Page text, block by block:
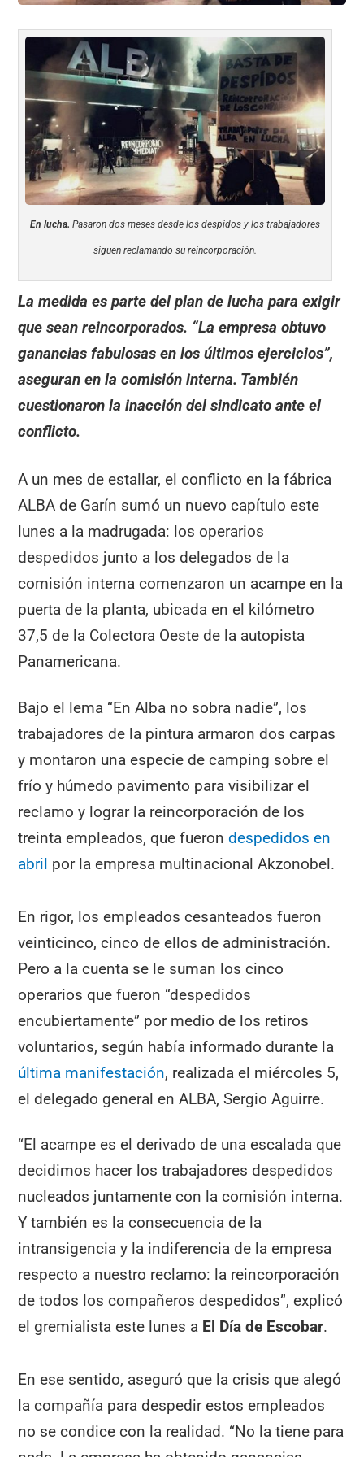
En lucha. Pasaron dos meses desde los despidos y los trabajadores
siguen reclamando su reincorporación.
La medida es parte del plan de lucha para exigir
que sean reincorporados. “La empresa obtuvo
ganancias fabulosas en los últimos ejercicios”,
aseguran en la comisión interna. También
cuestionaron la inacción del sindicato ante el
conflicto.
A un mes de estallar, el conflicto en la fábrica
ALBA de Garín sumó un nuevo capítulo este
lunes a la madrugada: los operarios
despedidos junto a los delegados de la
comisión interna comenzaron un acampe en la
puerta de la planta, ubicada en el kilómetro
37,5 de la Colectora Oeste de la autopista
Panamericana.
Bajo el lema “En Alba no sobra nadie”, los
trabajadores de la pintura armaron dos carpas
y montaron una especie de camping sobre el
frío y húmedo pavimento para visibilizar el
reclamo y lograr la reincorporación de los
treinta empleados, que fuerondespedidos en
abril por la empresa multinacional Akzonobel.
En rigor, los empleados cesanteados fueron
veinticinco, cinco de ellos de administración.
Pero a la cuenta se le suman los cinco
operarios que fueron “despedidos
encubiertamente” por medio de los retiros
voluntarios, según había informado durante la
última manifestación, realizada el miércoles 5,
el delegado general en ALBA, Sergio Aguirre.
“El acampe es el derivado de una escalada que
decidimos hacer los trabajadores despedidos
nucleados juntamente con la comisión interna.
Y también es la consecuencia de la
intransigencia y la indiferencia de la empresa
respecto a nuestro reclamo: la reincorporación
de todos los compañeros despedidos”, explicó
el gremialista este lunes a El Día de Escobar.
En ese sentido, aseguró que la crisis que alegó
la compañía para despedir estos empleados
no se condice con la realidad. “No la tiene para